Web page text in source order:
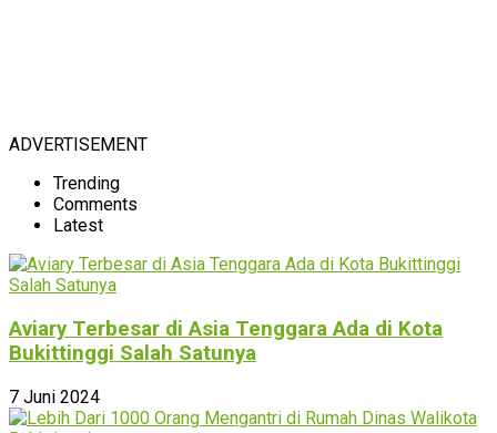
ADVERTISEMENT
Trending
Comments
Latest
Aviary Terbesar di Asia Tenggara Ada di Kota
Bukittinggi Salah Satunya
7 Juni 2024